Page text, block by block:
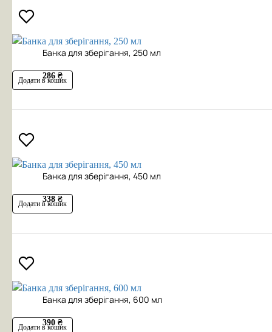
Банка для зберігання, 250 мл
286 ₴
Додати в кошик
Банка для зберігання, 450 мл
338 ₴
Додати в кошик
Банка для зберігання, 600 мл
390 ₴
Додати в кошик